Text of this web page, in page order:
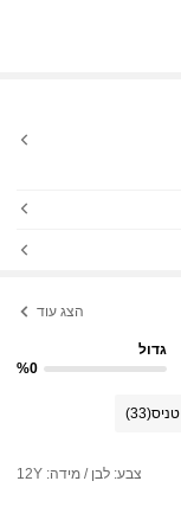
הצג עוד
גדול
%0
טניס(33)
צבע: לבן / מידה: 12Y